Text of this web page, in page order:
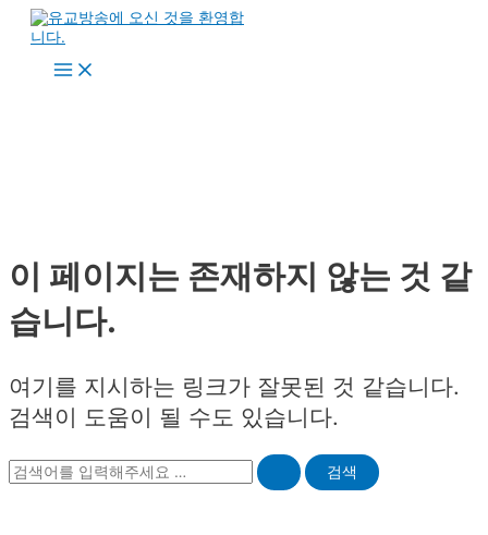
Main
Menu
이 페이지는 존재하지 않는 것 같
습니다.
여기를 지시하는 링크가 잘못된 것 같습니다.
검색이 도움이 될 수도 있습니다.
Search
for: